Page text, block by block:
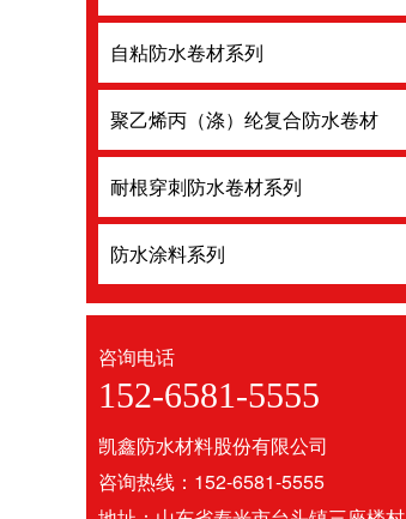
自粘防水卷材系列
聚乙烯丙（涤）纶复合防水卷材
耐根穿刺防水卷材系列
防水涂料系列
咨询电话
152-6581-5555
凯鑫防水材料股份有限公司
咨询热线：152-6581-5555